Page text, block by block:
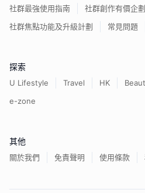
社群最強使用指南
社群創作有價企劃
社群焦點功能及升級計劃
常見問題
探索
U Lifestyle Travel HK
e-zone
其他
關於我們 免責聲明 使用條款